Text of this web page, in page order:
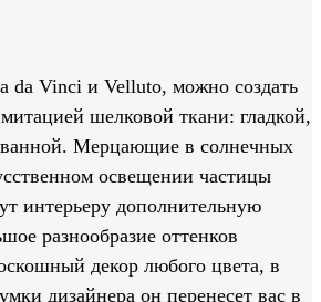
da Vinci и Velluto, можно создать
шелковой ткани: гладкой,
Мерцающие в солнечных
освещении частицы
интерьеру дополнительную
разнообразие оттенков
декор любого цвета, в
дизайнера он перенесет вас в